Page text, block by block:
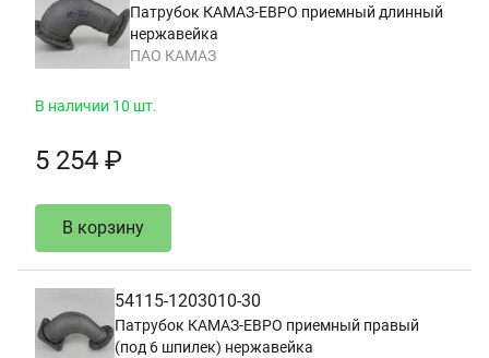
Патрубок КАМАЗ-ЕВРО приемный длинный
нержавейка
ПАО КАМАЗ
В наличии 10 шт.
5 254 ₽
В корзину
54115-1203010-30
Патрубок КАМАЗ-ЕВРО приемный правый
(под 6 шпилек) нержавейка